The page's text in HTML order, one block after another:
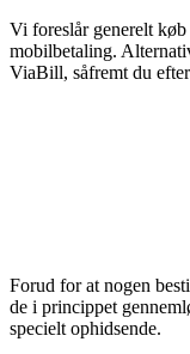
Vi foreslår generelt
mobilbetaling.
ViaBill, såfremt du
Forud for at nogen
de i princippet
specielt ophidsende.